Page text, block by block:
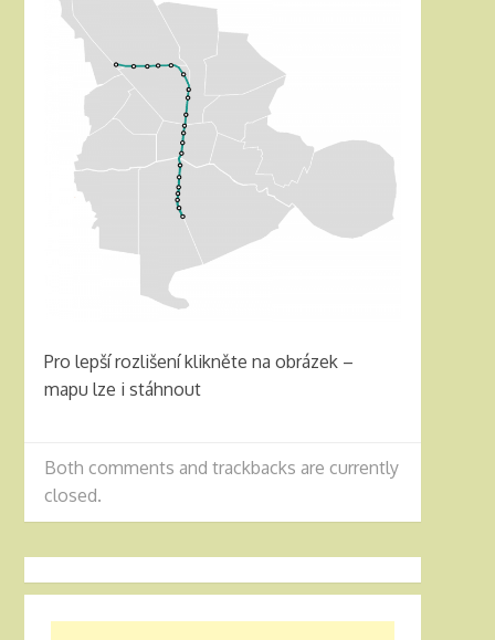
Pro lepší rozlišení klikněte na obrázek –
mapu lze i stáhnout
Both comments and trackbacks are currently
closed.